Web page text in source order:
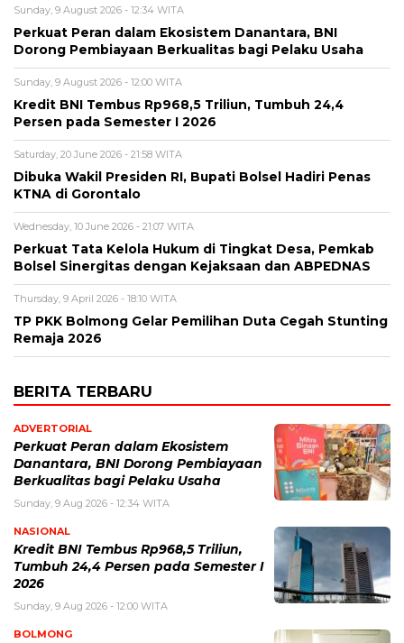
Sunday, 9 August 2026 - 12:34 WITA
Perkuat Peran dalam Ekosistem Danantara, BNI
Dorong Pembiayaan Berkualitas bagi Pelaku Usaha
Sunday, 9 August 2026 - 12:00 WITA
Kredit BNI Tembus Rp968,5 Triliun, Tumbuh 24,4
Persen pada Semester I 2026
Saturday, 20 June 2026 - 21:58 WITA
Dibuka Wakil Presiden RI, Bupati Bolsel Hadiri Penas
KTNA di Gorontalo
Wednesday, 10 June 2026 - 21:07 WITA
Perkuat Tata Kelola Hukum di Tingkat Desa, Pemkab
Bolsel Sinergitas dengan Kejaksaan dan ABPEDNAS
Thursday, 9 April 2026 - 18:10 WITA
TP PKK Bolmong Gelar Pemilihan Duta Cegah Stunting
Remaja 2026
BERITA TERBARU
ADVERTORIAL
Perkuat Peran dalam Ekosistem
Danantara, BNI Dorong Pembiayaan
Berkualitas bagi Pelaku Usaha
Sunday, 9 Aug 2026 - 12:34 WITA
NASIONAL
Kredit BNI Tembus Rp968,5 Triliun,
Tumbuh 24,4 Persen pada Semester I
2026
Sunday, 9 Aug 2026 - 12:00 WITA
BOLMONG